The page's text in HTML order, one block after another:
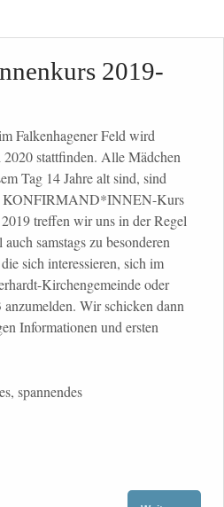
2019-
Falkenhagener Feld wird
stattfinden. Alle Mädchen
Tag 14 Jahre alt sind, sind
KONFIRMAND*INNEN-Kurs
treffen wir uns in der Regel
samstags zu besonderen
sich interessieren, sich im
Kirchengemeinde oder
Wir schicken dann
Informationen und ersten
spannendes